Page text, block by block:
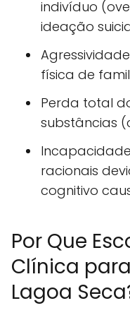
indivíduo
ideação
física de
Perda total
substâncias
racionais
cognitivo
Por Que
Clínica
Lagoa